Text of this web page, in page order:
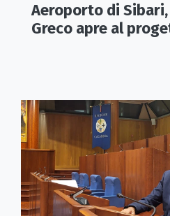
Aeroporto di
Greco apre al